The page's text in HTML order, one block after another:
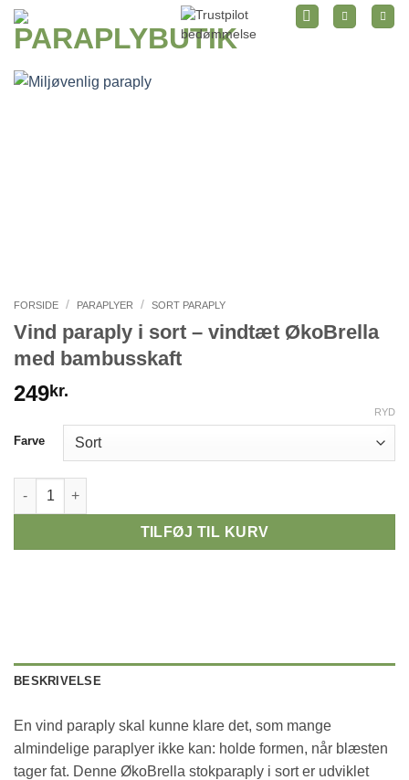
Fortsæt
FORSIDE / PARAPLYER / SORT PARAPLY
Vind paraply i sort – vindtæt ØkoBrella
med bambusskaft
249kr.
Farve
RYD
Vind paraply i sort – vindtæt ØkoBrella med bambusskaft antal
TILFØJ TIL KURV
Alternative:
BESKRIVELSE
En vind paraply skal kunne klare det, som mange
almindelige paraplyer ikke kan: holde formen, når blæsten
tager fat. Denne ØkoBrella stokparaply i sort er udviklet